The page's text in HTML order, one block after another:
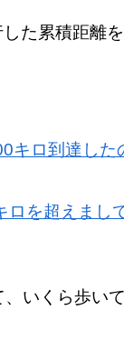
た累積距離
キロ到達し
を超えまし
いくら歩い